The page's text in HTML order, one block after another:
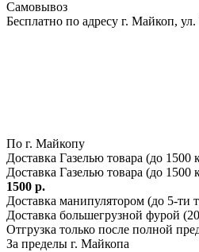
Самовывоз
Бесплатно по адресу г. Майкоп, ул.
По г. Майкопу
Доставка Газелью товара (до 1500
Доставка Газелью товара (до 1500
1500 р.
Доставка манипулятором (до 5-ти
Доставка большегрузной фурой
Отгрузка только после полной
За пределы г. Майкопа